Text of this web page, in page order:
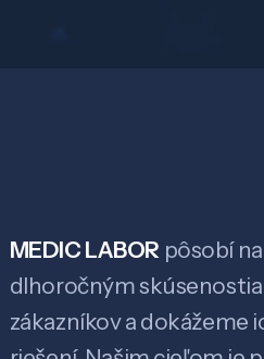
MEDIC LABOR pôsobí
dlhoročným
zákazníkov a